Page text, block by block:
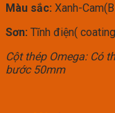
Màu sắc: Xanh-
Sơn: Tĩnh điện(
Cột thép Omega: Có
bước 50mm